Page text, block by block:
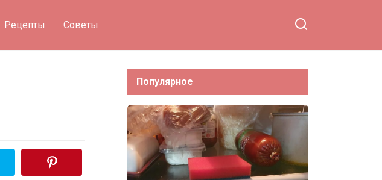
Рецепты Советы
Популярное